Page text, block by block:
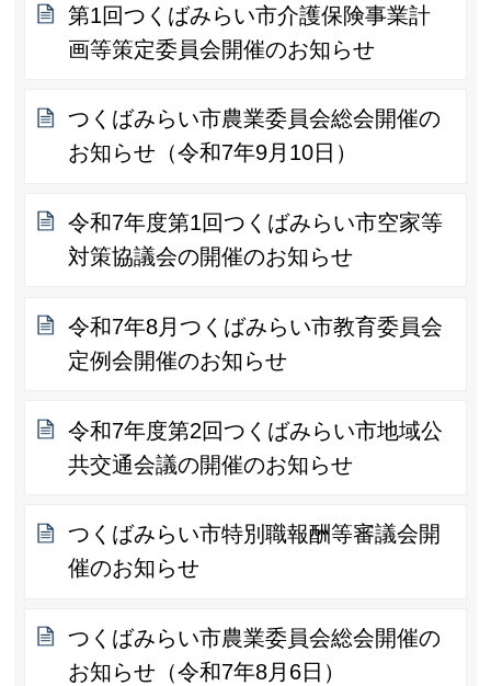
第1回つくばみらい市介護保険事業計
画等策定委員会開催のお知らせ
つくばみらい市農業委員会総会開催の
お知らせ（令和7年9月10日）
令和7年度第1回つくばみらい市空家等
対策協議会の開催のお知らせ
令和7年8月つくばみらい市教育委員会
定例会開催のお知らせ
令和7年度第2回つくばみらい市地域公
共交通会議の開催のお知らせ
つくばみらい市特別職報酬等審議会開
催のお知らせ
つくばみらい市農業委員会総会開催の
お知らせ（令和7年8月6日）